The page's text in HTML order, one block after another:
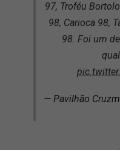
97, Troféu
98, Carioca 98,
98. Foi um
— Pavilhão